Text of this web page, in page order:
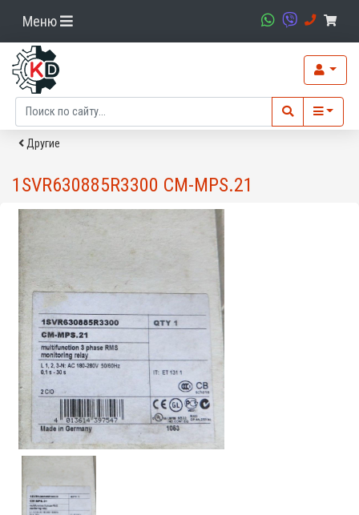
Меню
Другие
1SVR630885R3300 CM-MPS.21